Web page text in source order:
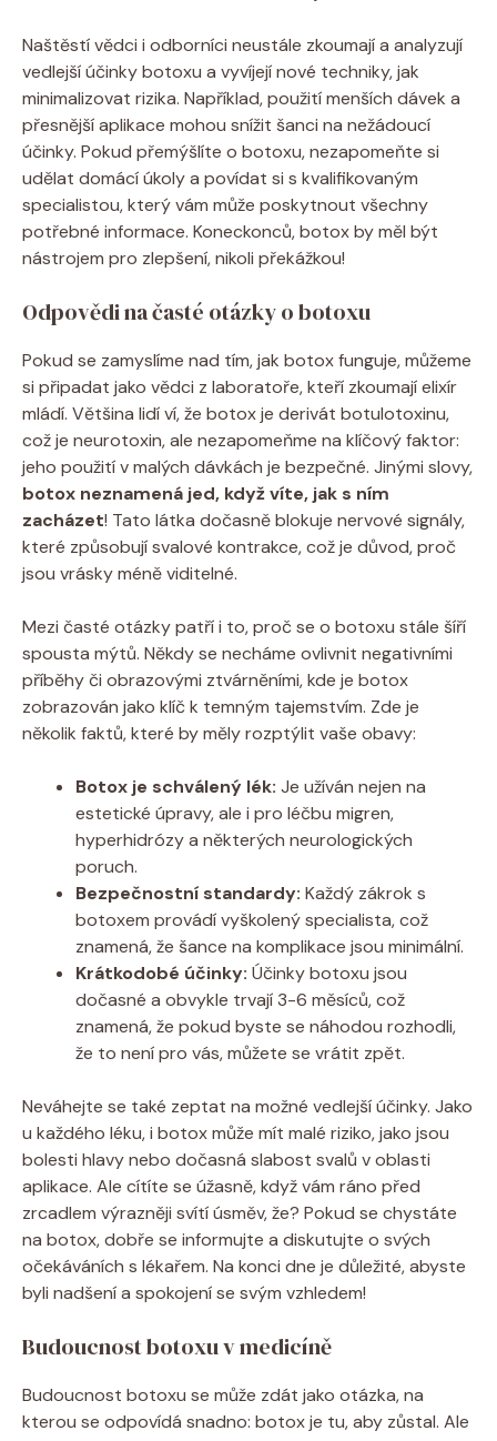
Naštěstí vědci i odborníci neustále zkoumají a analyzují
vedlejší účinky botoxu a vyvíjejí nové techniky, jak
minimalizovat rizika. Například, použití menších dávek a
přesnější aplikace mohou snížit šanci na nežádoucí
účinky. Pokud přemýšlíte o botoxu, nezapomeňte si
udělat domácí úkoly a povídat si s kvalifikovaným
specialistou, který vám může poskytnout všechny
potřebné informace. Koneckonců, botox by měl být
nástrojem pro zlepšení, nikoli překážkou!
Odpovědi na časté otázky o botoxu
Pokud se zamyslíme nad tím, jak botox funguje, můžeme
si připadat jako vědci z laboratoře, kteří zkoumají elixír
mládí. Většina lidí ví, že botox je derivát botulotoxinu,
což je neurotoxin, ale nezapomeňme na klíčový faktor:
jeho použití v malých dávkách je bezpečné. Jinými slovy,
botox neznamená jed, když víte, jak s ním
zacházet! Tato látka dočasně blokuje nervové signály,
které způsobují svalové kontrakce, což je důvod, proč
jsou vrásky méně viditelné.
Mezi časté otázky patří i to, proč se o botoxu stále šíří
spousta mýtů. Někdy se necháme ovlivnit negativními
příběhy či obrazovými ztvárněními, kde je botox
zobrazován jako klíč k temným tajemstvím. Zde je
několik faktů, které by měly rozptýlit vaše obavy:
Botox je schválený lék: Je užíván nejen na
estetické úpravy, ale i pro léčbu migren,
hyperhidrózy a některých neurologických
poruch.
Bezpečnostní standardy: Každý zákrok s
botoxem provádí vyškolený specialista, což
znamená, že šance na komplikace jsou minimální.
Krátkodobé účinky: Účinky botoxu jsou
dočasné a obvykle trvají 3-6 měsíců, což
znamená, že pokud byste se náhodou rozhodli,
že to není pro vás, můžete se vrátit zpět.
Neváhejte se také zeptat na možné vedlejší účinky. Jako
u každého léku, i botox může mít malé riziko, jako jsou
bolesti hlavy nebo dočasná slabost svalů v oblasti
aplikace. Ale cítíte se úžasně, když vám ráno před
zrcadlem výrazněji svítí úsměv, že? Pokud se chystáte
na botox, dobře se informujte a diskutujte o svých
očekáváních s lékařem. Na konci dne je důležité, abyste
byli nadšení a spokojení se svým vzhledem!
Budoucnost botoxu v medicíně
Budoucnost botoxu se může zdát jako otázka, na
kterou se odpovídá snadno: botox je tu, aby zůstal. Ale